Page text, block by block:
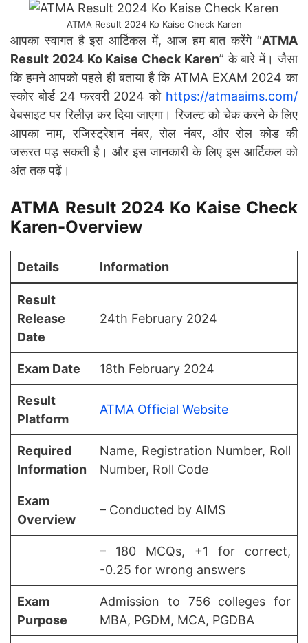
ATMA Result 2024 Ko Kaise Check Karen
आपका स्वागत है इस आर्टिकल में, आज हम बात करेंगे “ATMA
Result 2024 Ko Kaise Check Karen” के बारे में। जैसा
कि हमने आपको पहले ही बताया है कि ATMA EXAM 2024 का
स्कोर बोर्ड 24 फरवरी 2024 को https://atmaaims.com/
वेबसाइट पर रिलीज़ कर दिया जाएगा। रिजल्ट को चेक करने के लिए
आपका नाम, रजिस्ट्रेशन नंबर, रोल नंबर, और रोल कोड की
जरूरत पड़ सकती है। और इस जानकारी के लिए इस आर्टिकल को
अंत तक पढ़ें।
ATMA Result 2024 Ko Kaise Check
Karen-Overview
Details Information
Result
Release
Date
24th February 2024
Exam Date 18th February 2024
Result
Platform
ATMA Official Website
Required
Information
Name, Registration Number, Roll
Number, Roll Code
Exam
Overview
– Conducted by AIMS
– 180 MCQs, +1 for correct,
-0.25 for wrong answers
Exam
Purpose
Admission to 756 colleges for
MBA, PGDM, MCA, PGDBA